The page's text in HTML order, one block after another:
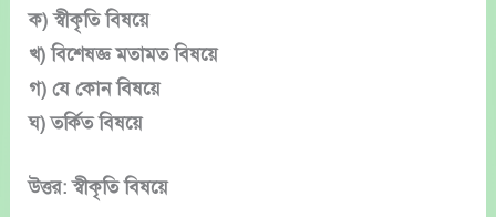
ক) স্বীকৃতি বিষয়ে
খ) বিশেষজ্ঞ মতামত বিষয়ে
গ) যে কোন বিষয়ে
ঘ) তর্কিত বিষয়ে
উত্তর: স্বীকৃতি বিষয়ে